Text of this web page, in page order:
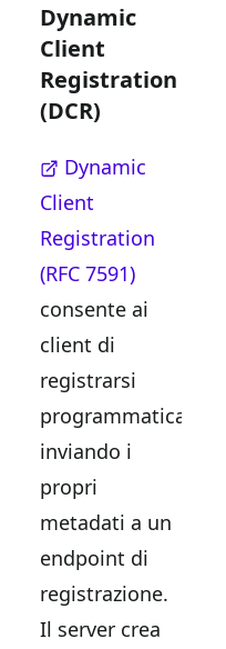
Dynamic
Client
Registration
(DCR)
Dynamic
Client
Registration
(RFC 7591)
consente ai
client di
registrarsi
inviando i
propri
metadati a un
endpoint di
registrazione.
Il server crea